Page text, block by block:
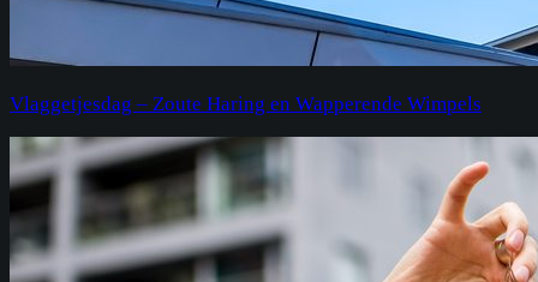
Vlaggetjesdag – Zoute Haring en Wapperende Wimpels